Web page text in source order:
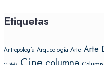
Etiquetas
Antropología Arqueología Arte Arte